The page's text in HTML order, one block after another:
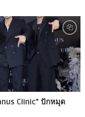
Clinic” ปักหมุด